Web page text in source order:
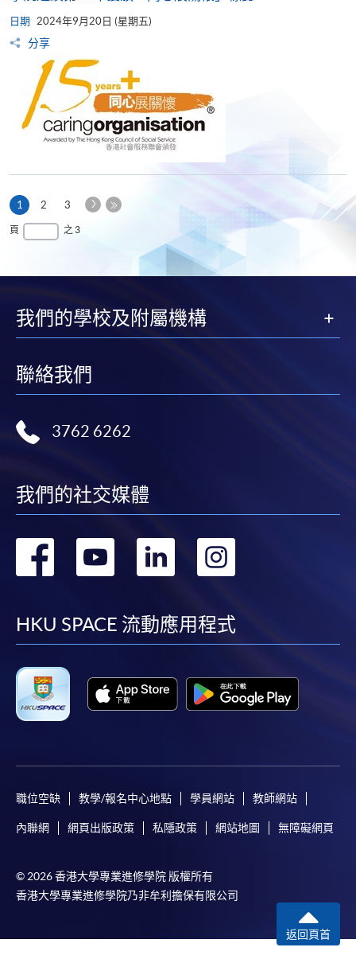
日期 2024年9月20日 (星期五)
分享
1 本
頁
2 3
下
頁 之 3
我們的學校及附屬機構
聯絡我們
3762 6262
我們的社交媒體
轉
facebook
轉
youtube
轉
linkedin
轉
HKU SPACE 流動應用程式
職位空缺 教學/報名中心地點 學員網站 教師網站
內聯網 網頁出版政策 私隱政策 網站地圖 無障礙網頁
© 2026 香港大學專業進修學院 版權所有
香港大學專業進修學院乃非牟利擔保有限公司
返回頁首